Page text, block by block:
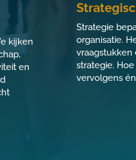
kijken
en
Strategie
organisatie.
vraagstukken
strategie.
vervolgens